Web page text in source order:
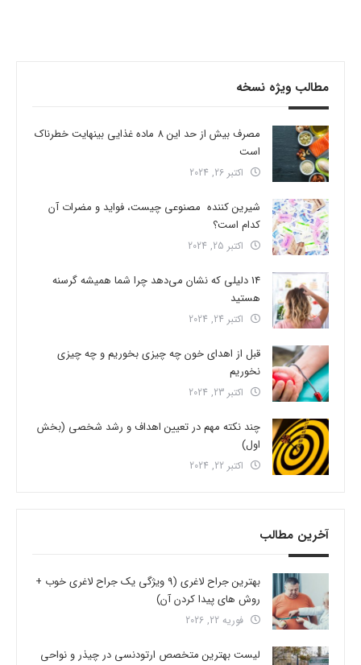
مطالب ویژه نسخه
مصرف بیش از حد این 8 ماده غذایی بینهایت خطرناک
است
اکتبر 26, 2024
شیرین کننده مصنوعی چیست، فواید و مضرات آن
کدام است؟
اکتبر 25, 2024
14 دلیلی که نشان می‌دهد چرا شما همیشه گرسنه
هستید
اکتبر 24, 2024
قبل از اهدای خون چه چیزی بخوریم و چه چیزی
نخوریم
اکتبر 23, 2024
چند نکته مهم در تعیین اهداف و رشد شخصی (بخش
اول)
اکتبر 22, 2024
آخرین مطالب
بهترین جراح لاغری (9 ویژگی یک جراح لاغری خوب +
روش های پیدا کردن آن)
فوریه 22, 2026
لیست بهترین متخصص ارتودنسی در چیذر و نواحی